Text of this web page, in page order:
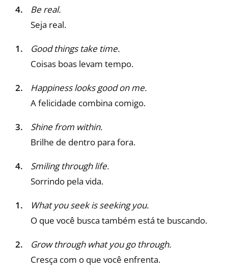
Be real.
Seja real.
Good things take time.
Coisas boas levam tempo.
Happiness looks good on me.
A felicidade combina comigo.
Shine from within.
Brilhe de dentro para fora.
Smiling through life.
Sorrindo pela vida.
What you seek is seeking you.
O que você busca também está te buscando.
Grow through what you go through.
Cresça com o que você enfrenta.